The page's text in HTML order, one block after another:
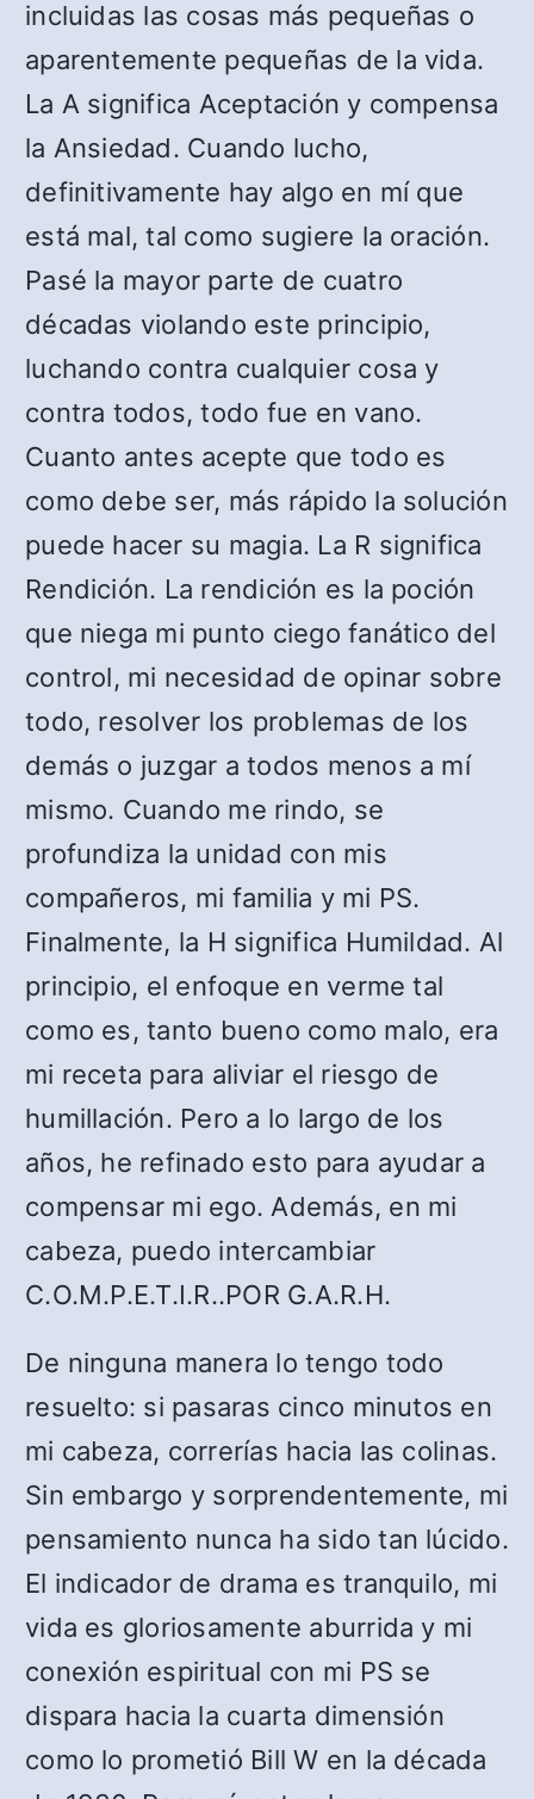
incluidas las cosas más pequeñas o
aparentemente pequeñas de la vida.
La A significa Aceptación y compensa
la Ansiedad. Cuando lucho,
definitivamente hay algo en mí que
está mal, tal como sugiere la oración.
Pasé la mayor parte de cuatro
décadas violando este principio,
luchando contra cualquier cosa y
contra todos, todo fue en vano.
Cuanto antes acepte que todo es
como debe ser, más rápido la solución
puede hacer su magia. La R significa
Rendición. La rendición es la poción
que niega mi punto ciego fanático del
control, mi necesidad de opinar sobre
todo, resolver los problemas de los
demás o juzgar a todos menos a mí
mismo. Cuando me rindo, se
profundiza la unidad con mis
compañeros, mi familia y mi PS.
Finalmente, la H significa Humildad. Al
principio, el enfoque en verme tal
como es, tanto bueno como malo, era
mi receta para aliviar el riesgo de
humillación. Pero a lo largo de los
años, he refinado esto para ayudar a
compensar mi ego. Además, en mi
cabeza, puedo intercambiar
C.O.M.P.E.T.I.R..POR G.A.R.H.
De ninguna manera lo tengo todo
resuelto: si pasaras cinco minutos en
mi cabeza, correrías hacia las colinas.
Sin embargo y sorprendentemente, mi
pensamiento nunca ha sido tan lúcido.
El indicador de drama es tranquilo, mi
vida es gloriosamente aburrida y mi
conexión espiritual con mi PS se
dispara hacia la cuarta dimensión
como lo prometió Bill W en la década